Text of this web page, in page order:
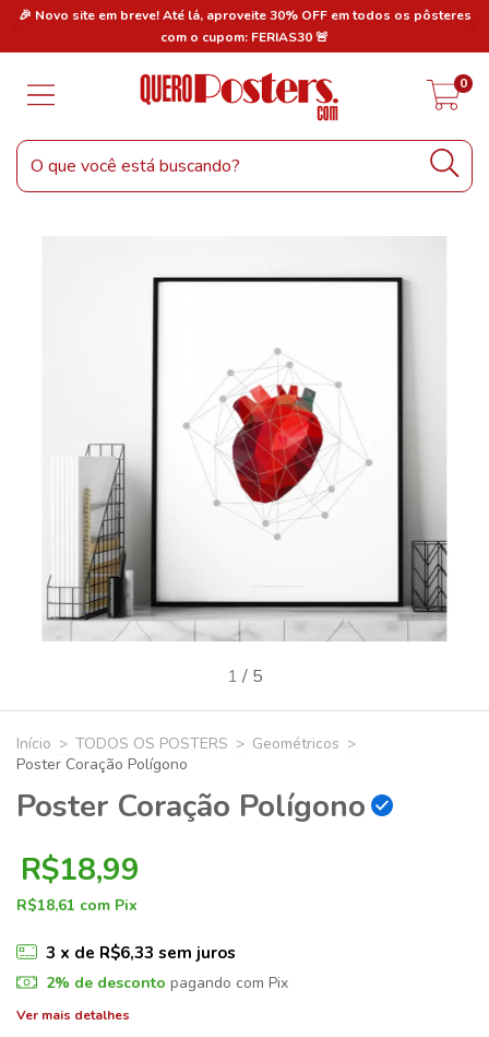
🎉 Novo site em breve! Até lá, aproveite 30% OFF em todos os pôsteres
com o cupom: FERIAS30 🚨
0
1 / 5
Início > TODOS OS POSTERS > Geométricos >
Poster Coração Polígono
Poster Coração Polígono
R$18,99
R$18,61 com Pix
3 x de R$6,33 sem juros
2% de desconto pagando com Pix
Ver mais detalhes